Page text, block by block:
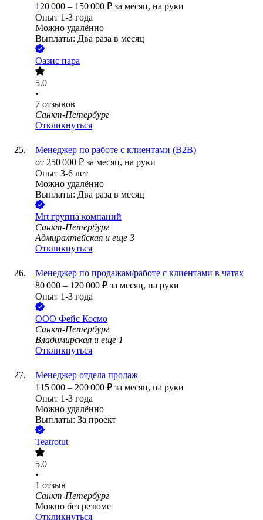
120 000 – 150 000 ₽ за месяц, на руки
Опыт 1-3 года
Можно удалённо
Выплаты: Два раза в месяц
Оазис пара
5.0
•
7 отзывов
Санкт-Петербург
Откликнуться
Менеджер по работе с клиентами (B2B)
от 250 000 ₽ за месяц, на руки
Опыт 3-6 лет
Можно удалённо
Выплаты: Два раза в месяц
Mrt группа компаний
Санкт-Петербург
Адмиралтейская и еще 3
Откликнуться
Менеджер по продажам/работе с клиентами в чатах
80 000 – 120 000 ₽ за месяц, на руки
Опыт 1-3 года
ООО Фейс Космо
Санкт-Петербург
Владимирская и еще 1
Откликнуться
Менеджер отдела продаж
115 000 – 200 000 ₽ за месяц, на руки
Опыт 1-3 года
Можно удалённо
Выплаты: За проект
Teatrotut
5.0
•
1 отзыв
Санкт-Петербург
Можно без резюме
Откликнуться